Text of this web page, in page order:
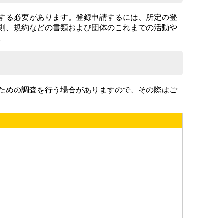
る必要があります。登録申請するには、所定の登
、規約などの書類および団体のこれまでの活動や
めの調査を行う場合がありますので、その際はご